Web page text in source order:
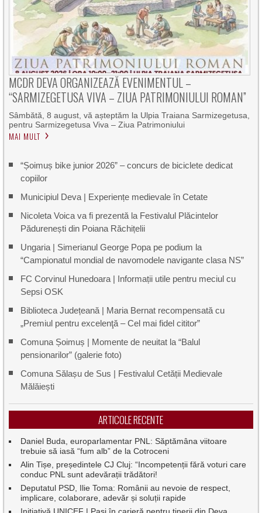
MCDR DEVA ORGANIZEAZĂ EVENIMENTUL –
“SARMIZEGETUSA VIVA – ZIUA PATRIMONIULUI ROMAN”
Sâmbătă, 8 august, vă așteptăm la Ulpia Traiana Sarmizegetusa,
pentru Sarmizegetusa Viva – Ziua Patrimoniului
MAI MULT
“Șoimuș bike junior 2026” – concurs de biciclete dedicat
copiilor
Municipiul Deva | Experiențe medievale în Cetate
Nicoleta Voica va fi prezentă la Festivalul Plăcintelor
Pădurenești din Poiana Răchițelii
Ungaria | Simerianul George Popa pe podium la
“Campionatul mondial de navomodele navigante clasa NS”
FC Corvinul Hunedoara | Informații utile pentru meciul cu
Sepsi OSK
Biblioteca Județeană | Maria Bernat recompensată cu
„Premiul pentru excelenţă – Cel mai fidel cititor”
Comuna Șoimuș | Momente de neuitat la “Balul
pensionarilor” (galerie foto)
Comuna Sălașu de Sus | Festivalul Cetății Medievale
Mălăiești
ARTICOLE RECENTE
Daniel Buda, europarlamentar PNL: Săptămâna viitoare
trebuie să iasă “fum alb” de la Cotroceni
Alin Tișe, președintele CJ Cluj: “Incompetenții fără voturi care
conduc PNL sunt adevărații trădători!
Deputatul PSD, Ilie Toma: Românii au nevoie de respect,
implicare, colaborare, adevăr și soluții rapide